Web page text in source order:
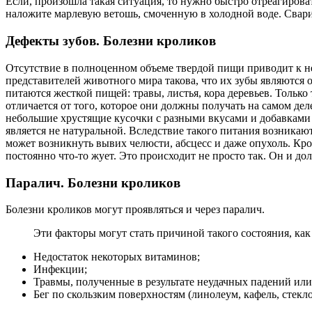
наложите марлевую ветошь, смоченную в холодной воде.
Дефекты зубов. Болезни кроликов
Отсутствие в полноценном объеме твердой пищи приводит к
представителей животного мира такова, что их зубы
питаются жесткой пищей: травы, листья, кора деревьев.
отличается от того, которое они должны получать на самом
небольшие хрустящие кусочки с разными вкусами и
является не натуральной. Вследствие такого питания
может возникнуть вывих челюсти, абсцесс и даже опухоль.
постоянно что-то жует. Это происходит не просто так. Он и
Паралич. Болезни кроликов
Болезни кроликов могут проявляться и через паралич.
Эти факторы могут стать причиной такого состояния,
Недостаток некоторых витаминов;
Инфекции;
Травмы, полученные в результате неудачных падений
Бег по скользким поверхностям (линолеум, кафель,